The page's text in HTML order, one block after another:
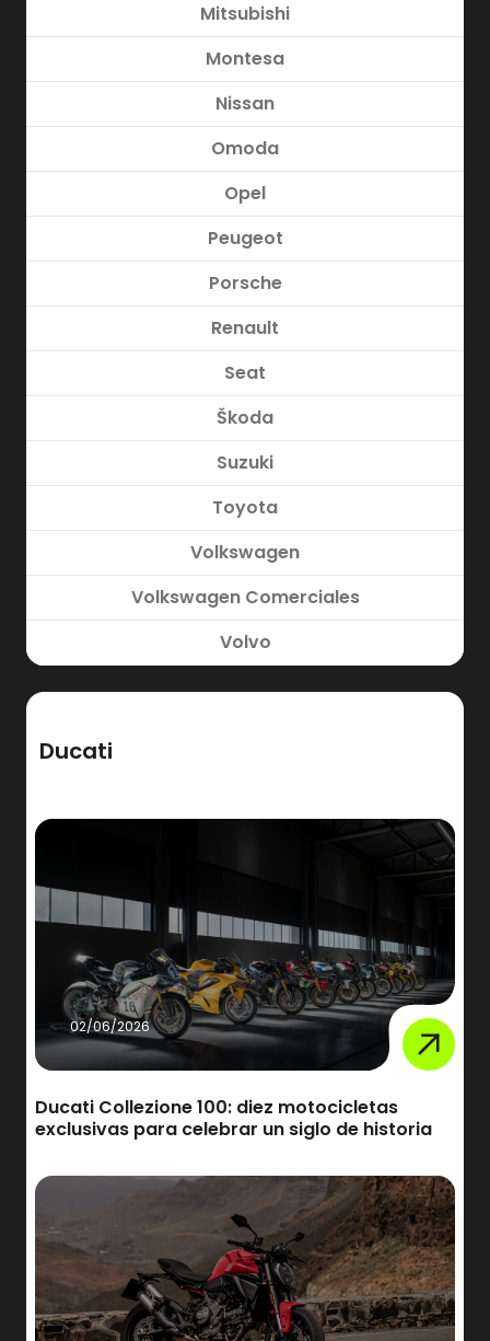
Mitsubishi
Montesa
Nissan
Omoda
Opel
Peugeot
Porsche
Renault
Seat
Škoda
Suzuki
Toyota
Volkswagen
Volkswagen Comerciales
Volvo
Ducati
02/06/2026
Ducati Collezione 100: diez motocicletas
exclusivas para celebrar un siglo de historia